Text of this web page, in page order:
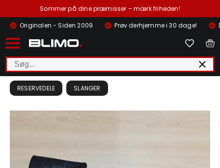
Sommer på dine præmisser – mærk friheden!
Originalen - Siden 2009
Prøv derhjemme i 30 dage!
RESERVEDELE SLANGER